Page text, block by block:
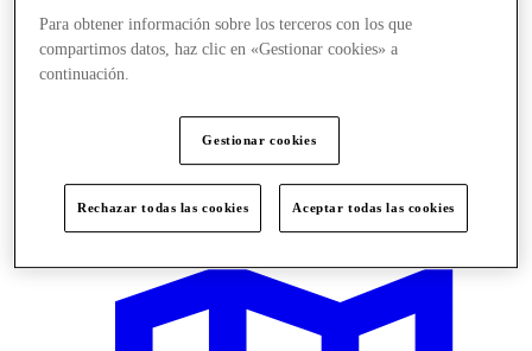
Planifica tu visita
Para obtener información sobre los terceros con los que
compartimos datos, haz clic en «Gestionar cookies» a
continuación.
Gestionar cookies
Rechazar todas las cookies Aceptar todas las cookies